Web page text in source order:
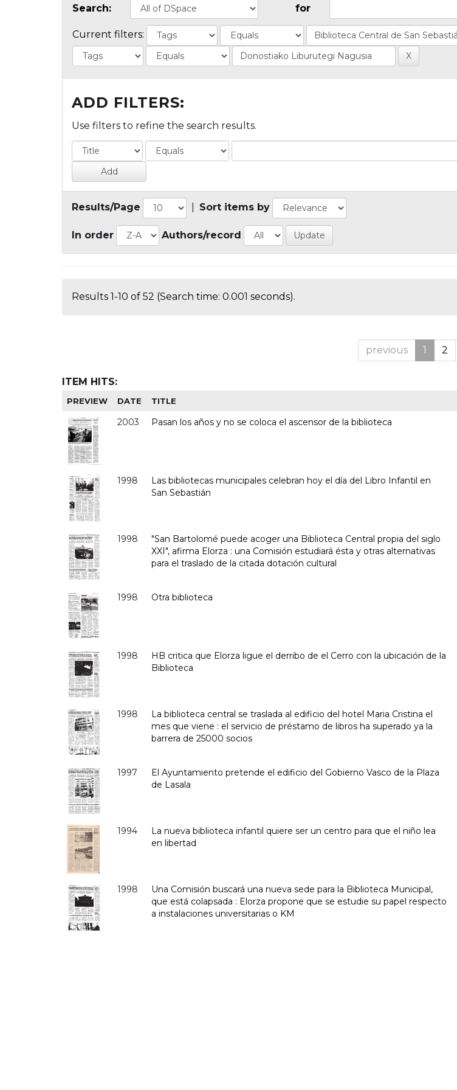
Search: for
Current filters:
ADD FILTERS:
Use filters to refine the search results.
Results/Page Sort items by
In order Authors/record
Results 1-10 of 52 (Search time: 0.001 seconds).
previous 1 2
ITEM HITS:
PREVIEW DATE TITLE
2003 Pasan los años y no se coloca el ascensor de la biblioteca
1998
Las bibliotecas municipales celebran hoy el día del Libro Infantil en
San Sebastián
1998
"San Bartolomé puede acoger una Biblioteca Central propia del siglo
XXI", afirma Elorza : una Comisión estudiará ésta y otras alternativas
para el traslado de la citada dotación cultural
1998
Otra biblioteca
1998
HB critica que Elorza ligue el derribo de el Cerro con la ubicación de la
Biblioteca
1998
La biblioteca central se traslada al edificio del hotel Maria Cristina el
mes que viene : el servicio de préstamo de libros ha superado ya la
barrera de 25000 socios
1997
El Ayuntamiento pretende el edificio del Gobierno Vasco de la Plaza
de Lasala
1994
La nueva biblioteca infantil quiere ser un centro para que el niño lea
en libertad
1998
Una Comisión buscará una nueva sede para la Biblioteca Municipal,
que está colapsada : Elorza propone que se estudie su papel respecto
a instalaciones universitarias o KM